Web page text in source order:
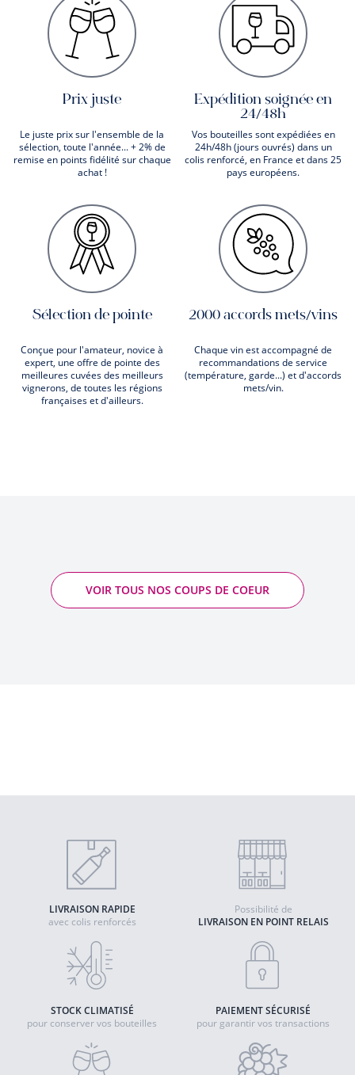
Prix juste
Le juste prix sur l'ensemble de la
sélection, toute l'année... + 2% de
remise en points fidélité sur chaque
achat !
Expédition soignée en
24/48h
Vos bouteilles sont expédiées en
24h/48h (jours ouvrés) dans un
colis renforcé, en France et dans 25
pays européens.
Sélection de pointe
Conçue pour l'amateur, novice à
expert, une offre de pointe des
meilleures cuvées des meilleurs
vignerons, de toutes les régions
françaises et d'ailleurs.
2000 accords mets/vins
Chaque vin est accompagné de
recommandations de service
(température, garde...) et d'accords
mets/vin.
VOIR TOUS NOS COUPS DE COEUR
LIVRAISON RAPIDE
avec colis renforcés
LIVRAISON EN POINT RELAIS
Possibilité de
STOCK CLIMATISÉ
pour conserver vos bouteilles
PAIEMENT SÉCURISÉ
pour garantir vos transactions